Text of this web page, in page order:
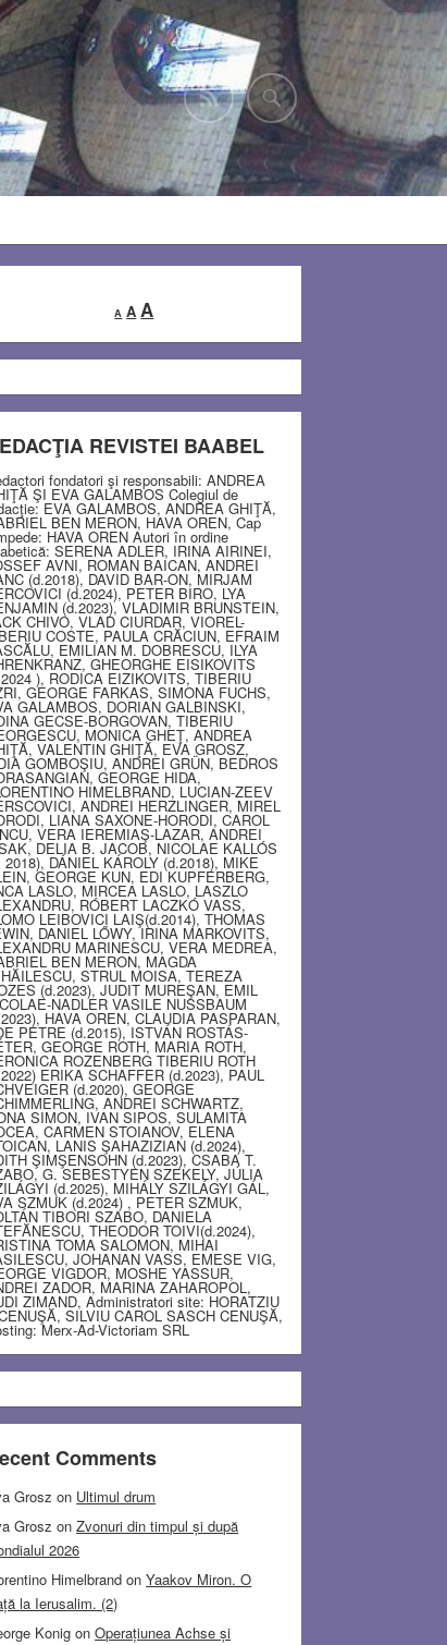
A
Decrease
font
A Reset
AIncrease
font
REVISTEI BAABEL
fondatori şi responsabili: ANDREA
ŞI EVA GALAMBOS Colegiul de
EVA GALAMBOS, ANDREA GHIŢĂ,
BEN MERON, HAVA OREN, Cap
HAVA OREN Autori în ordine
SERENA ADLER, IRINA AIRINEI,
AVNI, ROMAN BAICAN, ANDREI
(d.2018), DAVID BAR-ON, MIRJAM
(d.2024), PETER BIRO, LYA
(d.2023), VLADIMIR BRUNSTEIN,
CHIVO, VLAD CIURDAR, VIOREL-
COSTE, PAULA CRĂCIUN, EFRAIM
EMILIAN M. DOBRESCU, ILYA
GHEORGHE EISIKOVITS
), RODICA EIZIKOVITS, TIBERIU
GEORGE FARKAS, SIMONA FUCHS,
GALAMBOS, DORIAN GALBINSKI,
GECSE-BORGOVAN, TIBERIU
MONICA GHEŢ, ANDREA
VALENTIN GHIŢĂ, EVA GROSZ,
GOMBOŞIU, ANDREI GRÜN, BEDROS
GEORGE HIDA,
HIMELBRAND, LUCIAN-ZEEV
ANDREI HERZLINGER, MIREL
LIANA SAXONE-HORODI, CAROL
VERA IEREMIAŞ-LAZAR, ANDREI
DELIA B. JACOB, NICOLAE KALLÓS
2018), DÁNIEL KÁROLY (d.2018), MIKE
GEORGE KUN, EDI KUPFERBERG,
LASLO, MIRCEA LASLO, LASZLO
RÓBERT LACZKÓ VASS,
LEIBOVICI LAIŞ(d.2014), THOMAS
DANIEL LŐWY, IRINA MARKOVITS,
MARINESCU, VERA MEDREA,
BEN MERON, MAGDA
STRUL MOISA, TEREZA
(d.2023), JUDIT MUREŞAN, EMIL
NADLER VASILE NUSSBAUM
HAVA OREN, CLAUDIA PASPARAN,
PETRE (d.2015), ISTVÁN ROSTÁS-
GEORGE ROTH, MARIA ROTH,
ROZENBERG TIBERIU ROTH
ERIKA SCHAFFER (d.2023), PAUL
(d.2020), GEORGE
ANDREI SCHWARTZ,
SIMON, IVAN SIPOS, SULAMITA
CARMEN STOIANOV, ELENA
LANIS ŞAHAZIZIAN (d.2024),
ŞIMŞENSOHN (d.2023), CSABA T.
G. SEBESTYEN SZEKELY, JÚLIA
(d.2025), MIHÁLY SZILÁGYI GÁL,
SZMUK (d.2024) , PETER SZMUK,
TIBORI SZABO, DANIELA
THEODOR TOIVI(d.2024),
TOMA SALOMON, MIHAI
JOHANAN VASS, EMESE VIG,
VIGDOR, MOSHE YASSUR,
ZADOR, MARINA ZAHAROPOL,
ZIMAND, Administratori site: HORATZIU
SILVIU CAROL SASCH CENUŞĂ,
Merx-Ad-Victoriam SRL
Comments
Grosz on Ultimul drum
Grosz onZvonuri din timpul și după
2026
Himelbrand onYaakov Miron. O
la Ierusalim. (2)
Konig onOperațiunea Achse și